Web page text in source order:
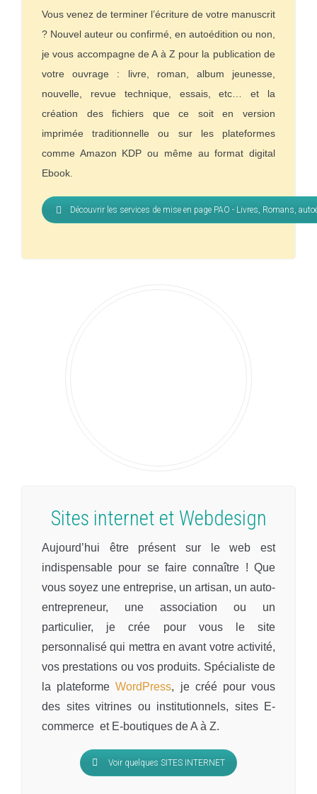
Vous venez de terminer l’écriture de votre manuscrit
? Nouvel auteur ou confirmé, en autoédition ou non,
je vous accompagne de A à Z pour la publication de
votre ouvrage : livre, roman, album jeunesse,
nouvelle, revue technique, essais, etc… et la
création des fichiers que ce soit en version
imprimée traditionnelle ou sur les plateformes
comme Amazon KDP ou même au format digital
Ebook.
Découvrir les services de mise en page PAO - Livres, Romans,
Sites internet et Webdesign
Aujourd’hui être présent sur le web est
indispensable pour se faire connaître ! Que
vous soyez une entreprise, un artisan, un auto-
entrepreneur, une association ou un
particulier, je crée pour vous le site
personnalisé qui mettra en avant votre activité,
vos prestations ou vos produits. Spécialiste de
la plateformeWordPress, je créé pour vous
des sites vitrines ou institutionnels, sites E-
commerce et E-boutiques de A à Z.
Voir quelques SITES INTERNET